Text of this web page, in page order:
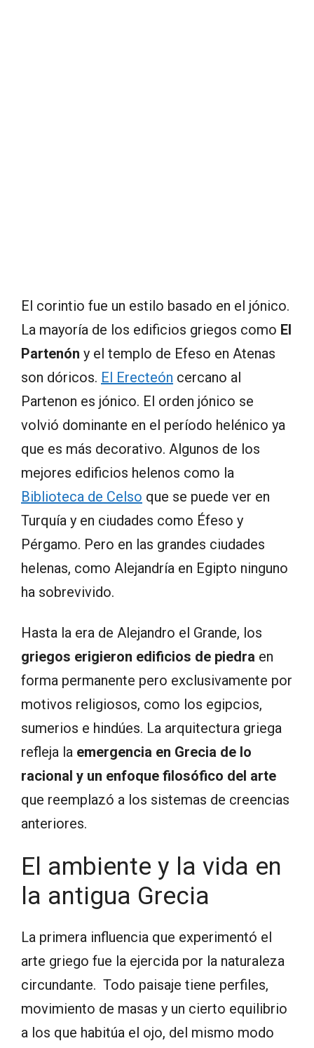
El corintio fue un estilo basado en el jónico.
La mayoría de los edificios griegos como El
Partenón y el templo de Efeso en Atenas
son dóricos. El Erecteón cercano al
Partenon es jónico. El orden jónico se
volvió dominante en el período helénico ya
que es más decorativo. Algunos de los
mejores edificios helenos como la
Biblioteca de Celso que se puede ver en
Turquía y en ciudades como Éfeso y
Pérgamo. Pero en las grandes ciudades
helenas, como Alejandría en Egipto ninguno
ha sobrevivido.
Hasta la era de Alejandro el Grande, los
griegos erigieron edificios de piedra en
forma permanente pero exclusivamente por
motivos religiosos, como los egipcios,
sumerios e hindúes. La arquitectura griega
refleja la emergencia en Grecia de lo
racional y un enfoque filosófico del arte
que reemplazó a los sistemas de creencias
anteriores.
El ambiente y la vida en
la antigua Grecia
La primera influencia que experimentó el
arte griego fue la ejercida por la naturaleza
circundante. Todo paisaje tiene perfiles,
movimiento de masas y un cierto equilibrio
a los que habitúa el ojo, del mismo modo